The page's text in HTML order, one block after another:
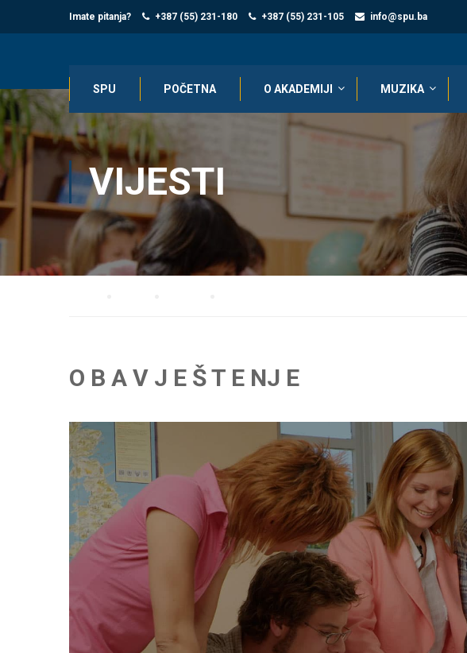
Imate pitanja? +387 (55) 231-180 +387 (55) 231-105 info@spu.ba
SPU POČETNA O AKADEMIJI MUZIKA
VIJESTI
O B A V J E Š T E NJ E